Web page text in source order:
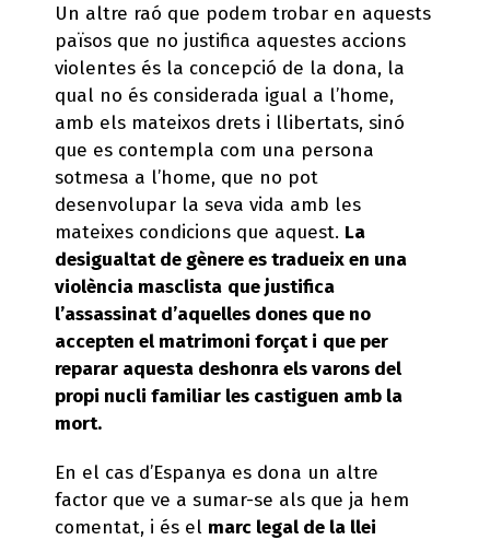
Un altre raó que podem trobar en aquests
països que no justifica aquestes accions
violentes és la concepció de la dona, la
qual no és considerada igual a l’home,
amb els mateixos drets i llibertats, sinó
que es contempla com una persona
sotmesa a l’home, que no pot
desenvolupar la seva vida amb les
mateixes condicions que aquest. La
desigualtat de gènere es tradueix en una
violència masclista que justifica
l’assassinat d’aquelles dones que no
accepten el matrimoni forçat i que per
reparar aquesta deshonra els varons del
propi nucli familiar les castiguen amb la
mort.
En el cas d’Espanya es dona un altre
factor que ve a sumar-se als que ja hem
comentat, i és el marc legal de la llei